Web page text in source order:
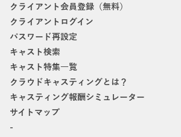
クライアント会員登録（無料）
クライアントログイン
パスワード再設定
キャスト検索
キャスト特集一覧
クラウドキャスティングとは？
キャスティング報酬シミュレーター
サイトマップ
-